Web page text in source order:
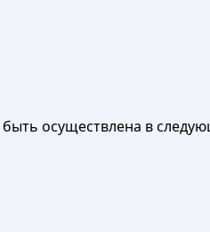
осуществлена в